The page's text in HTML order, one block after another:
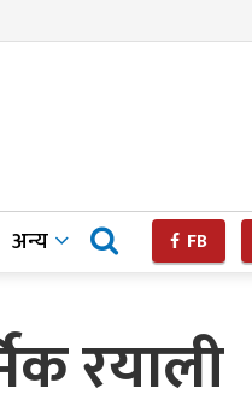
अन्य FB
रयाली